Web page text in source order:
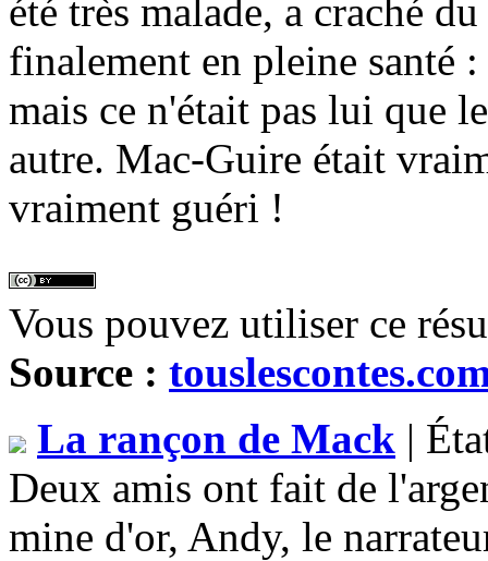
été très malade, a craché
finalement en pleine santé
mais ce n'était pas lui que
autre. Mac-Guire était
vraiment guéri !
Vous pouvez utiliser ce
Source :
La rançon de Mack |
Deux amis ont fait de
mine d'or, Andy, le